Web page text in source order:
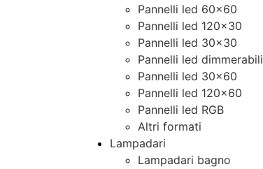
Pannelli led 60×60
Pannelli led 120×30
Pannelli led 30×30
Pannelli led dimmerabili
Pannelli led 30×60
Pannelli led 120×60
Pannelli led RGB
Altri formati
Lampadari
Lampadari bagno